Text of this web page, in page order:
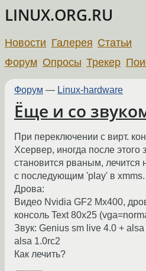
LINUX.ORG.RU
Новости Галерея Статьи
Форум Опросы Трекер
Форум — Linux-hardware
Ёще и со
При переключении с вирт.
Хсервер, иногда после этого
становится рваным, лечится
с последующим 'play' в xmms.
Дрова:
Видео Nvidia GF2 Mx400,
консоль Text 80x25
Звук: Genius sm live 4.0 +
alsa 1.0rc2
Как лечить?